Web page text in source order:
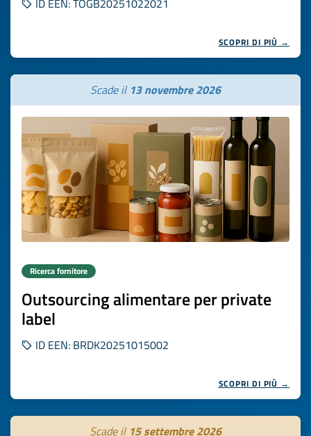
ID EEN: TOGB20251022021
SCOPRI DI PIÙ →
Scade il 13 novembre 2026
Ricerca fornitore
Outsourcing alimentare per private
label
ID EEN: BRDK20251015002
SCOPRI DI PIÙ →
Scade il 15 settembre 2026